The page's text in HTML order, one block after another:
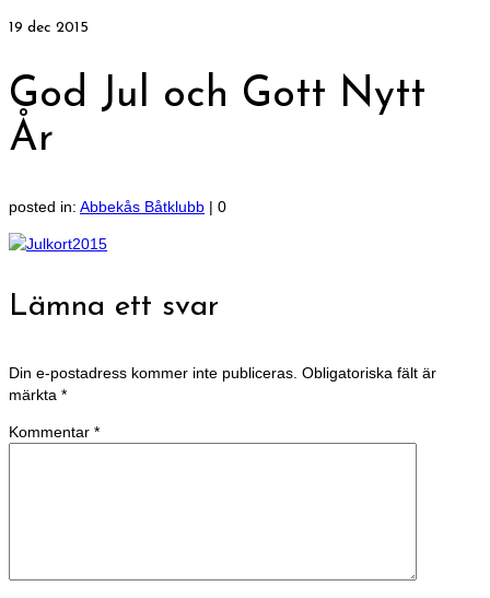
19 dec 2015
God Jul och Gott Nytt
År
posted in: Abbekås Båtklubb | 0
Lämna ett svar
Din e-postadress kommer inte publiceras. Obligatoriska fält är
märkta *
Kommentar *